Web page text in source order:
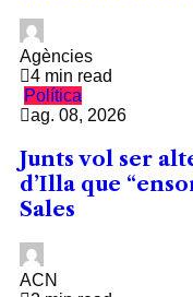
Agències
4 min read
Política
ag. 08, 2026
Junts vol ser
d’Illa que
Sales
ACN